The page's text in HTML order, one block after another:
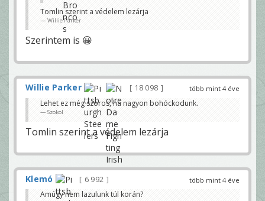
Tomlin szerint a védelem lezárja
Willie Parker
Szerintem is 😀
több mint 4 éve
Willie Parker
18 098
Lehet ez még szoros, ha nagyon bohóckodunk.
Szokol
Tomlin szerint a védelem lezárja
több mint 4 éve
Klemó
6 992
Amúgy nem lazulunk túl korán?